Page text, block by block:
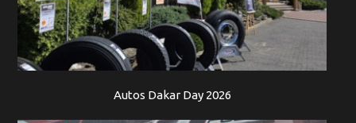
Autos Dakar Day 2026